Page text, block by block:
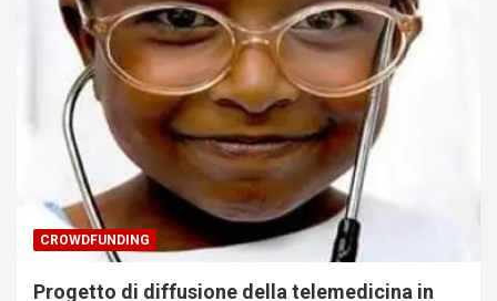
CROWDFUNDING
Progetto di diffusione della telemedicina in